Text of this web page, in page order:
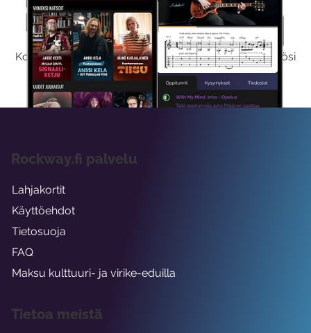
Kokeile Ilmaiseksi
Kokeilemalla ilmaiseksi saat koko sisältömme käyttöösi
viikon ajaksi.
Rockway.fi palvelu
Lahjakortit
Käyttöehdot
Tietosuoja
FAQ
Maksu kulttuuri- ja virike-eduilla
Tietoa meistä